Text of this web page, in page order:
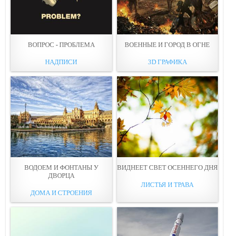
ВОПРОС - ПРОБЛЕМА
НАДПИСИ
ВОЕННЫЕ И ГОРОД В ОГНЕ
3D ГРАФИКА
ВОДОЕМ И ФОНТАНЫ У
ДВОРЦА
ДОМА И СТРОЕНИЯ
ВИДНЕЕТ СВЕТ ОСЕННЕГО ДНЯ
ЛИСТЬЯ И ТРАВА